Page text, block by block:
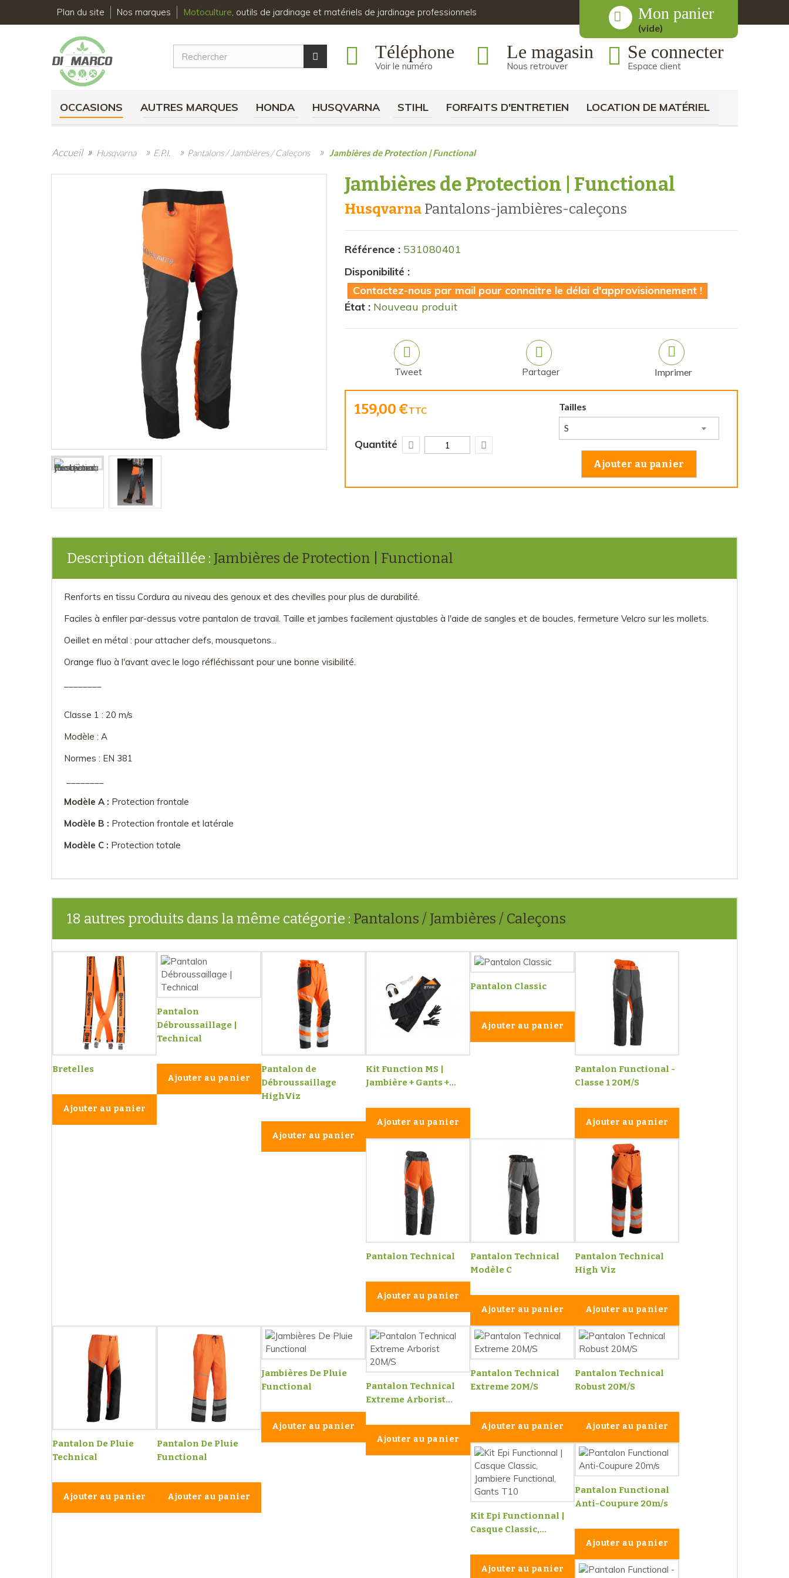
Mon panier
(vide)
Plan du site Nos marques Motoculture, outils de jardinage et matériels de jardinage professionnels
Téléphone
Voir le numéro
Le magasin
Nous retrouver
Se connecter
Espace client
OCCASIONS AUTRES MARQUES HONDA HUSQVARNA STIHL FORFAITS D'ENTRETIEN LOCATION DE MATÉRIEL
Accueil » Husqvarna » E.P.I. » Pantalons / Jambières / Caleçons » Jambières de Protection | Functional
Jambières de Protection | Functional
Husqvarna pantalons-jambières-caleçons
Référence : 531080401
Disponibilité :
Contactez-nous par mail pour connaitre le délai d'approvisionnement !
État : Nouveau produit
Tweet Partager Imprimer
159,00 €TTC
Quantité
S
Ajouter au panier
Description détaillée : Jambières de Protection | Functional
Renforts en tissu Cordura au niveau des genoux et des chevilles pour plus de durabilité.
Faciles à enfiler par-dessus votre pantalon de travail. Taille et jambes facilement ajustables à l'aide de sangles et de boucles, fermeture Velcro sur les mollets.
Oeillet en métal : pour attacher clefs, mousquetons...
Orange fluo à l'avant avec le logo réfléchissant pour une bonne visibilité.
Classe 1 : 20 m/s
Modèle : A
Normes : EN 381
Modèle A : Protection frontale
Modèle B : Protection frontale et latérale
Modèle C : Protection totale
18 autres produits dans la même catégorie : Pantalons / Jambières / Caleçons
Bretelles
Ajouter au panier
Pantalon
Débroussaillage |
Technical
Ajouter au panier
Pantalon de
Débroussaillage
HighViz
Ajouter au panier
Kit Function MS |
Jambière + Gants +...
Ajouter au panier
Pantalon Classic
Ajouter au panier
Pantalon Functional -
Classe 1 20M/S
Ajouter au panier
Pantalon Technical
Ajouter au panier
Pantalon Technical
Modèle C
Ajouter au panier
Pantalon Technical
High Viz
Ajouter au panier
Pantalon De Pluie
Technical
Ajouter au panier
Pantalon De Pluie
Functional
Ajouter au panier
Jambières De Pluie
Functional
Ajouter au panier
Pantalon Technical
Extreme Arborist...
Ajouter au panier
Pantalon Technical
Extreme 20M/S
Ajouter au panier
Pantalon Technical
Robust 20M/S
Ajouter au panier
Kit Epi Functionnal |
Casque Classic,...
Ajouter au panier
Pantalon Functional
Anti-Coupure 20m/s
Ajouter au panier